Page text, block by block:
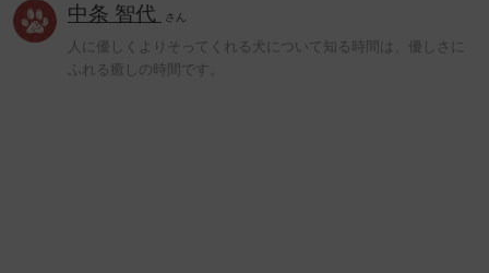
中条 智代 さん
人に優しくよりそってくれる犬について知る時間は、優しさに
ふれる癒しの時間です。